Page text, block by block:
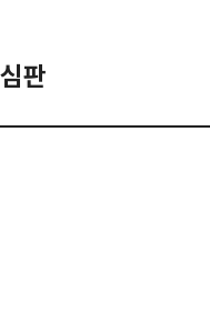
심판